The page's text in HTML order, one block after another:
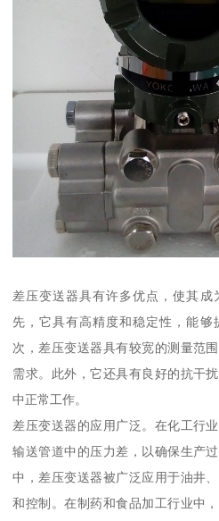
差压变送器具有许多优点，使其成
先，它具有高精度和稳定性，能
次，差压变送器具有较宽的测量范
需求。此外，它还具有良好的抗干
中正常工作。
差压变送器的应用广泛。在化工行
输送管道中的压力差，以确保生产
中，差压变送器被广泛应用于油井
和控制。在制药和食品加工行业中